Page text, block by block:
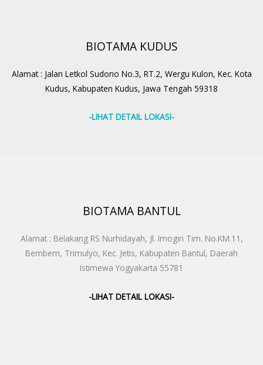
BIOTAMA KUDUS
Alamat : Jalan Letkol Sudono No.3, RT.2, Wergu Kulon, Kec. Kota
Kudus, Kabupaten Kudus, Jawa Tengah 59318
-LIHAT DETAIL LOKASI-
BIOTAMA BANTUL
Alamat : Belakang RS Nurhidayah, Jl. Imogiri Tim. No.KM.11,
Bembem, Trimulyo, Kec. Jetis, Kabupaten Bantul, Daerah
Istimewa Yogyakarta 55781
-LIHAT DETAIL LOKASI-